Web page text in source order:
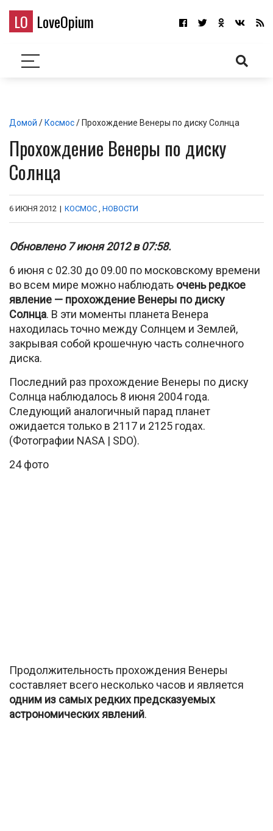
LO LoveOpium
Домой / Космос/ Прохождение Венеры по диску Солнца
Прохождение Венеры по диску
Солнца
6 ИЮНЯ 2012 | КОСМОС , НОВОСТИ
Обновлено 7 июня 2012 в 07:58.
6 июня с 02.30 до 09.00 по московскому времени
во всем мире можно наблюдать очень редкое
явление — прохождение Венеры по диску
Солнца. В эти моменты планета Венера
находилась точно между Солнцем и Землей,
закрывая собой крошечную часть солнечного
диска.
Последний раз прохождение Венеры по диску
Солнца наблюдалось 8 июня 2004 года.
Следующий аналогичный парад планет
ожидается только в 2117 и 2125 годах.
(Фотографии NASA | SDO).
24 фото
Продолжительность прохождения Венеры
составляет всего несколько часов и является
одним из самых редких предсказуемых
астрономических явлений.